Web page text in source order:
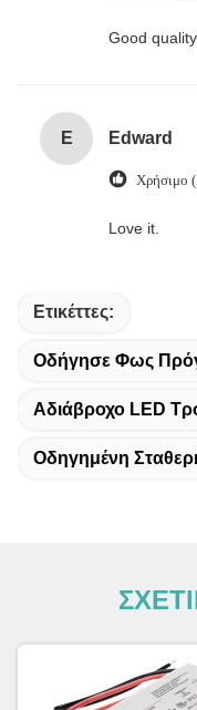
Good
E Edward
Χρήσιμο
Love it.
Ετικέττες:
Οδήγησε Φως
Αδιάβροχο LED
Οδηγημένη